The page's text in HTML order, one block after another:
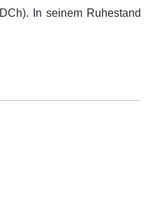
In seinem Ruhestand